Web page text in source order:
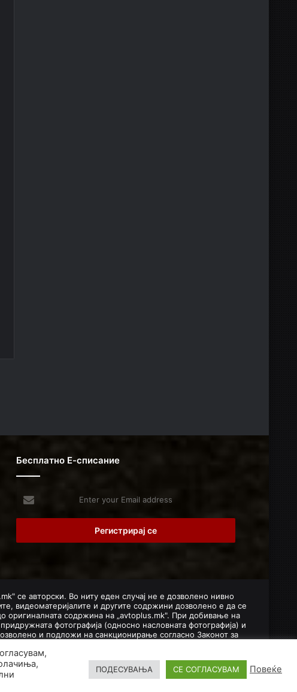
Бесплатно Е-списание
Enter
your
Email
се авторски. Во ниту еден случај не е дозволено нивно
видеоматеријалите и другите содржини дозволено е да се
оригиналната содржина на „avtoplus.mk". При добивање на
фотографија (односно насловната фотографија) и
и подложи на санкционирање согласно Законот за
Политика на колачиња
ПОДЕСУВАЊА СЕ СОГЛАСУВАМ Повеќе